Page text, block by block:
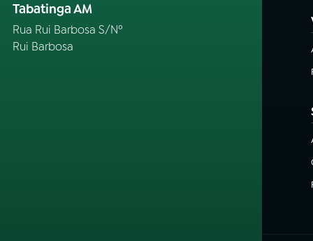
Tabatinga AM
Rua Rui Barbosa S/Nº
Rui Barbosa